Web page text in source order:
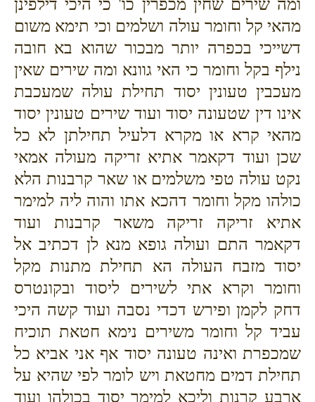
מהאי קל וחומר עולה ושלמים וכי תימא משום
דשייכי בכפרה יותר מבכור שהוא בא חובה
נילף בקל וחומר כי האי גוונא ומה שירים שאין
מעכבין טעונין יסוד תחילת עולה שמעכבת
אינו דין שטעונה יסוד ועוד שירים טעונין יסוד
מהאי קרא או מקרא דלעיל תחילתן לא כל
שכן ועוד דקאמר אתיא זריקה מעולה אמאי
נקט עולה טפי משלמים או שאר קרבנות הלא
כולהו מקל וחומר דהכא אתו והוה ליה למימר
אתיא זריקה זריקה משאר קרבנות ועוד
דקאמר התם ועולה גופא מנא לן דכתיב אל
יסוד מזבח העולה הא תחילת מתנות מקל
וחומר וקרא אתי לשירים ליסוד ובקונטרס
דחק לקמן ופירש דכדי נסבה ועוד קשה היכי
עביד קל וחומר משירים נימא חטאת תוכיח
שמכפרת ואינה טעונה יסוד אף אני אביא כל
תחילת דמים מחטאת ויש לומר לפי שהיא על
ארבע קרנות וליכא למימר יסוד בכולהו ועוד